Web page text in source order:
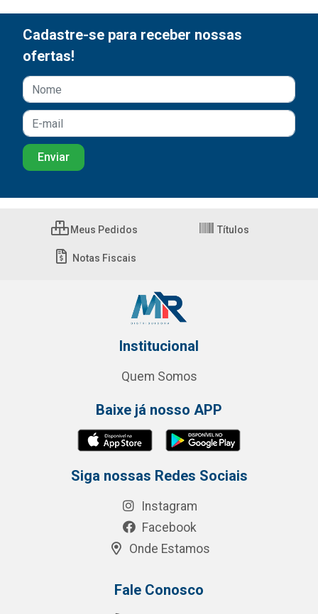
Cadastre-se para receber nossas
ofertas!
Meus Pedidos Títulos
Notas Fiscais
Institucional
Quem Somos
Baixe já nosso APP
Siga nossas Redes Sociais
Instagram
Facebook
Onde Estamos
Fale Conosco